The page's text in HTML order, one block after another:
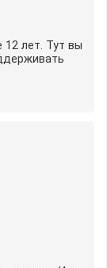
12 лет. Тут вы